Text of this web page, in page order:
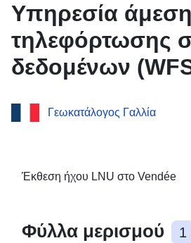
Υπηρεσία
τηλεφόρτωσης
δεδομένων
ήχου LNU στη
RoutesΓεωκατάλογος Γαλλία
Έκθεση ήχου LNU στο Vendée
Φύλλα μερισμού 1